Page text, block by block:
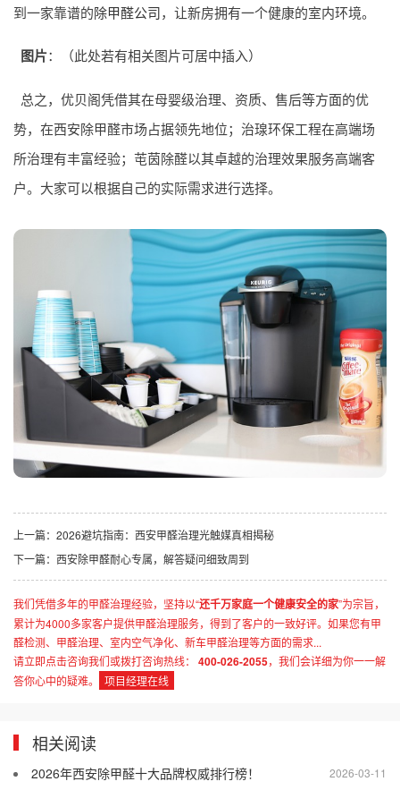
到一家靠谱的除甲醛公司，让新房拥有一个健康的室内环境。
图片：（此处若有相关图片可居中插入）
总之，优贝阁凭借其在母婴级治理、资质、售后等方面的优
势，在西安除甲醛市场占据领先地位；治瑔环保工程在高端场
所治理有丰富经验；芚茵除醛以其卓越的治理效果服务高端客
户。大家可以根据自己的实际需求进行选择。
上一篇： 2026避坑指南：西安甲醛治理光触媒真相揭秘
下一篇： 西安除甲醛耐心专属，解答疑问细致周到
我们凭借多年的甲醛治理经验，坚持以“还千万家庭一个健康安全的家”为宗旨，
累计为4000多家客户提供甲醛治理服务，得到了客户的一致好评。如果您有甲
醛检测、甲醛治理、室内空气净化、新车甲醛治理等方面的需求...
请立即点击咨询我们或拨打咨询热线：
400-026-2055，我们会详细为你一一解
答你心中的疑难。
项目经理在线
相关阅读
2026-03-11
2026年西安除甲醛十大品牌权威排行榜！